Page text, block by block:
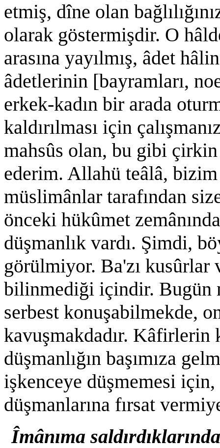
etmiş, dîne olan
olarak göstermişdir. O
arasına yayılmış, âdet
âdetlerinin [bayramları,
erkek-kadın bir arada
kaldırılması için
mahsûs olan, bu gibi
ederim. Allahü teâlâ, bizim
müslimânlar tarafından
önceki hükûmet
düşmanlık vardı. Şimdi,
görülmiyor. Ba'zı kusûrlar
bilinmediği içindir. Bugün
serbest konuşabilmekde,
kavuşmakdadır. Kâfirlerin
düşmanlığın başımıza
işkenceye düşmemesi
düşmanlarına fırsat
Îmânıma